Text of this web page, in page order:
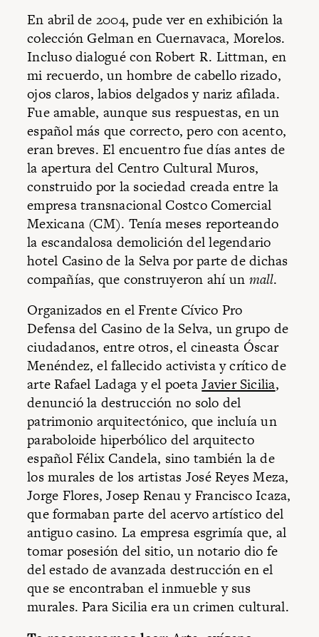
En abril de 2004, pude ver en exhibición la
colección Gelman en Cuernavaca, Morelos.
Incluso dialogué con Robert R. Littman, en
mi recuerdo, un hombre de cabello rizado,
ojos claros, labios delgados y nariz afilada.
Fue amable, aunque sus respuestas, en un
español más que correcto, pero con acento,
eran breves. El encuentro fue días antes de
la apertura del Centro Cultural Muros,
construido por la sociedad creada entre la
empresa transnacional Costco Comercial
Mexicana (CM). Tenía meses reporteando
la escandalosa demolición del legendario
hotel Casino de la Selva por parte de dichas
compañías, que construyeron ahí un mall.
Organizados en el Frente Cívico Pro
Defensa del Casino de la Selva, un grupo de
ciudadanos, entre otros, el cineasta Óscar
Menéndez, el fallecido activista y crítico de
arte Rafael Ladaga y el poetaJavier Sicilia,
denunció la destrucción no solo del
patrimonio arquitectónico, que incluía un
paraboloide hiperbólico del arquitecto
español Félix Candela, sino también la de
los murales de los artistas José Reyes Meza,
Jorge Flores, Josep Renau y Francisco Icaza,
que formaban parte del acervo artístico del
antiguo casino. La empresa esgrimía que, al
tomar posesión del sitio, un notario dio fe
del estado de avanzada destrucción en el
que se encontraban el inmueble y sus
murales. Para Sicilia era un crimen cultural.